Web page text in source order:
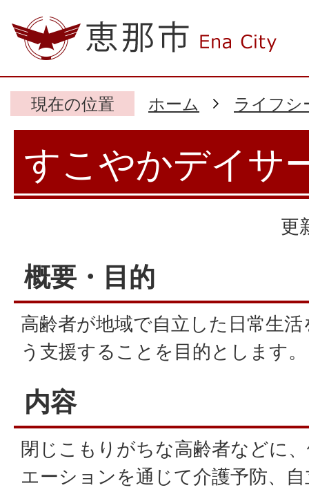
現在の位置 ホーム ライフシ
すこやかデイサ
更
概要・目的
高齢者が地域で自立した日常生
う支援することを目的とします。
内容
閉じこもりがちな高齢者などに
エーションを通じて介護予防、